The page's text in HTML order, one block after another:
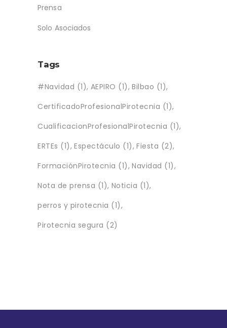
Prensa
Solo Asociados
Tags
#Navidad (1) AEPIRO (1) Bilbao (1)
CertificadoProfesionalPirotecnia (1)
CualificacionProfesionalPirotecnia (1)
ERTEs (1) Espectáculo (1) Fiesta (2)
FormaciónPirotecnia (1) Navidad (1)
Nota de prensa (1) Noticia (1)
perros y pirotecnia (1)
Pirotecnia segura (2)